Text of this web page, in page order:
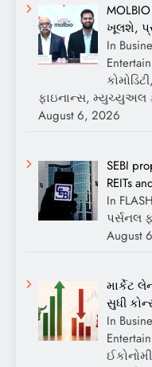
ખૂલશે,
In
ફાઇનાન્સ, મ્યુચ્યુઅલ
August 6, 2026
SEBI
REITs
In
પર્સનલ
August
માર્કેટ
સુધી
In